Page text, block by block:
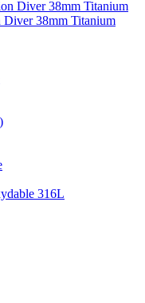
38mm Titanium
316L